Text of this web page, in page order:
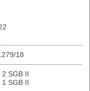
18
2 SGB II
1 SGB II